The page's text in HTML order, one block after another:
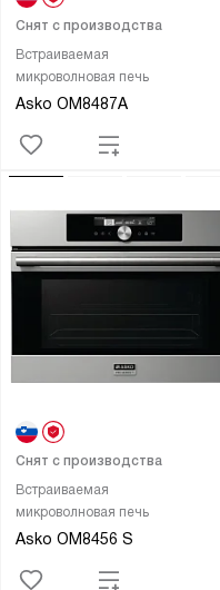
Встраиваемая
микроволновая печь
Asko OM8487A
Снят с производства
Встраиваемая
микроволновая печь
Asko OM8456 S
Снят с производства